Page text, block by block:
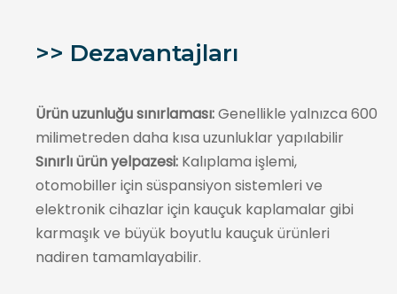
>> Dezavantajları
Ürün uzunluğu sınırlaması:Genellikle yalnızca 600
milimetreden daha kısa uzunluklar yapılabilir
Sınırlı ürün yelpazesi: Kalıplama işlemi,
otomobiller için süspansiyon sistemleri ve
elektronik cihazlar için kauçuk kaplamalar gibi
karmaşık ve büyük boyutlu kauçuk ürünleri
nadiren tamamlayabilir.